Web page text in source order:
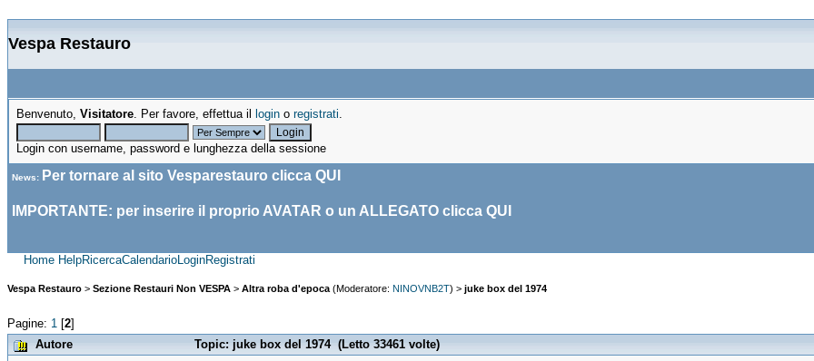
Vespa Restauro
Benvenuto, Visitatore. Per favore, effettua il login o registrati.
Login con username, password e lunghezza della sessione
News: Per tornare al sito Vesparestauro clicca QUI
IMPORTANTE: per inserire il proprio AVATAR o un ALLEGATO clicca QUI
Home HelpRicercaCalendarioLoginRegistrati
Vespa Restauro > Sezione Restauri Non VESPA > Altra roba d'epoca (Moderatore: NINOVNB2T) > juke box del 1974
Pagine: 1 [2]
Autore
Topic: juke box del 1974 (Letto 33461 volte)